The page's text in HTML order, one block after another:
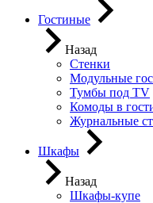
Гостиные
Назад
Стенки
Модульные
Тумбы под ТV
Комоды в
Журнальные
Шкафы
Назад
Шкафы-купе